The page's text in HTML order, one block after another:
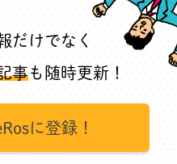
だけでなく
事も随時更新！
に登録！